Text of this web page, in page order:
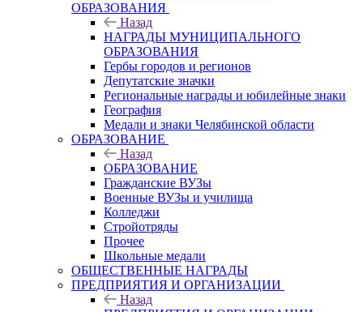
ОБРАЗОВАНИЯ
Назад
НАГРАДЫ МУНИЦИПАЛЬНОГО
ОБРАЗОВАНИЯ
Гербы городов и регионов
Депутатские значки
Региональные награды и юбилейные знаки
География
Медали и знаки Челябинской области
ОБРАЗОВАНИЕ
Назад
ОБРАЗОВАНИЕ
Гражданские ВУЗы
Военные ВУЗы и училища
Колледжи
Стройотряды
Прочее
Школьные медали
ОБЩЕСТВЕННЫЕ НАГРАДЫ
ПРЕДПРИЯТИЯ И ОРГАНИЗАЦИИ
Назад